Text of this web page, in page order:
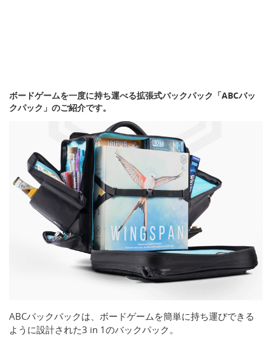
ボードゲームを一度に持ち運べる拡張式バックパック「ABCバッ
クパック」のご紹介です。
ABCバックパックは、ボードゲームを簡単に持ち運びできる
ように設計された3 in 1のバックパック。